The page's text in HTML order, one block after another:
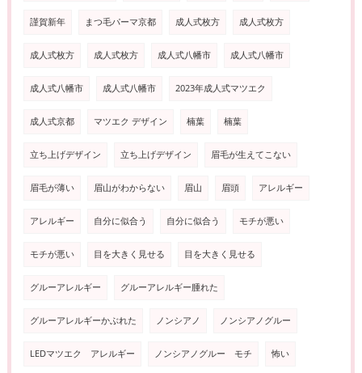
謹賀新年 まつ毛パーマ京都 成人式枚方 成人式枚方
成人式枚方 成人式枚方 成人式八幡市 成人式八幡市
成人式八幡市 成人式八幡市 2023年成人式マツエク
成人式京都 マツエク デザイン 楠葉 楠葉
立ち上げデザイン 立ち上げデザイン 眉毛が生えてこない
眉毛が薄い 眉山がわからない 眉山 眉頭 アレルギー
アレルギー 自分に似合う 自分に似合う モチが悪い
モチが悪い 目を大きく見せる 目を大きく見せる
グルーアレルギー グルーアレルギー腫れた
グルーアレルギーかぶれた ノンシアノ ノンシアノグルー
LEDマツエク アレルギー ノンシアノグルー モチ 怖い